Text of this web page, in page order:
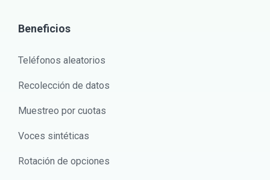
Beneficios
Teléfonos aleatorios
Recolección de datos
Muestreo por cuotas
Voces sintéticas
Rotación de opciones